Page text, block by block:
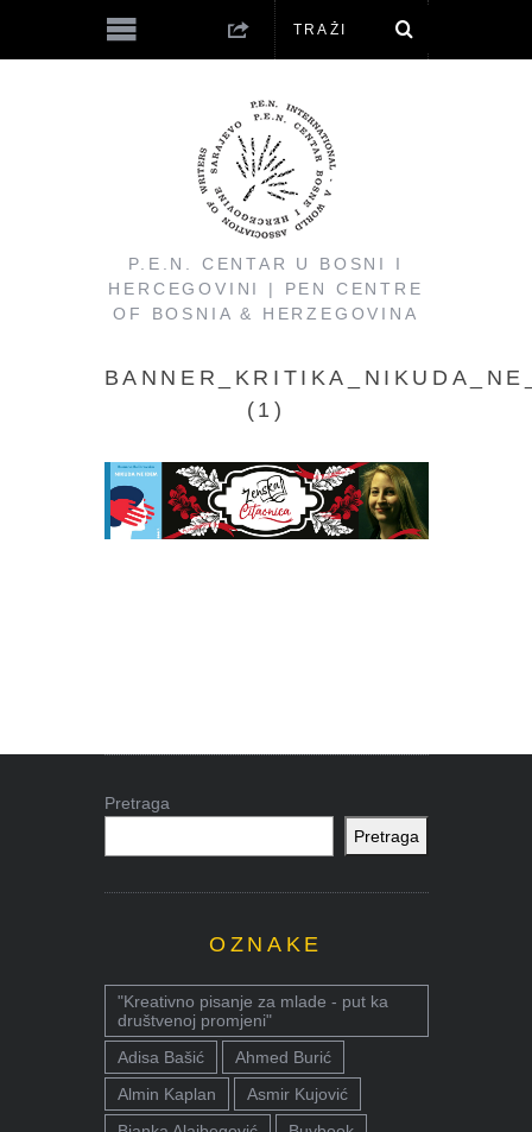
P.E.N. CENTAR U BOSNI I
HERCEGOVINI | PEN CENTRE
OF BOSNIA & HERZEGOVINA
(1)
Pretraga
Pretraga
OZNAKE
"Kreativno pisanje za mlade - put ka
društvenoj promjeni"
Adisa Bašić
Ahmed Burić
Almin Kaplan
Asmir Kujović